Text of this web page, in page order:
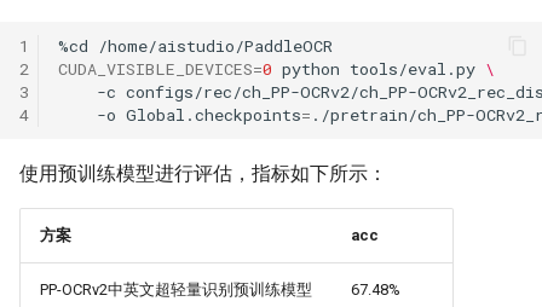
1
2
3
4
%cd
CUDA_VISIBLE_DEVICES=0 python tools/eval.py \
-c configs/rec/ch_PP-OCRv2/ch_PP-
-o Global.checkpoints=
使用预训练模型进行评估，指标如下所示：
方案 acc
PP-OCRv2中英文超轻量识别预训练模型 67.48%